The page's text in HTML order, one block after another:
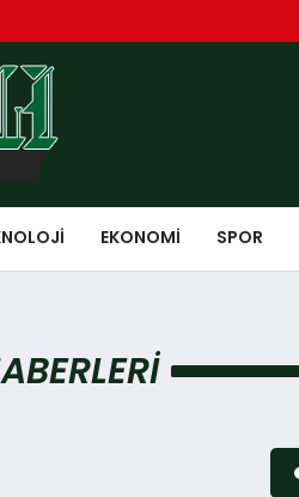
EKONOMI SPOR